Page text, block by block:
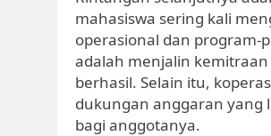
mahasiswa sering kali
operasional dan program-
adalah menjalin
berhasil. Selain itu,
dukungan anggaran yang
bagi anggotanya.